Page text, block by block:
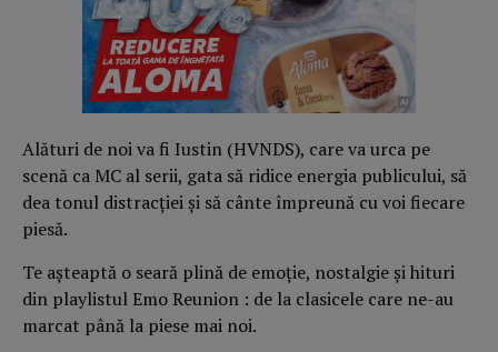
Alături de noi va fi Iustin (HVNDS), care va urca pe
scenă ca MC al serii, gata să ridice energia publicului, să
dea tonul distracției și să cânte împreună cu voi fiecare
piesă.
Te așteaptă o seară plină de emoție, nostalgie și hituri
din playlistul Emo Reunion : de la clasicele care ne-au
marcat până la piese mai noi.